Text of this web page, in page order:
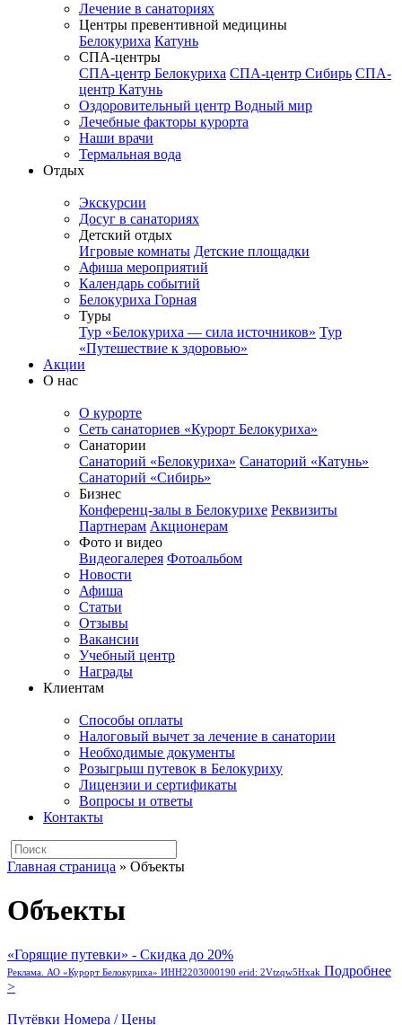
Лечение в санаториях
Центры превентивной медицины
Белокуриха Катунь
СПА-центры
СПА-центр Белокуриха СПА-центр Сибирь СПА-
центр Катунь
Оздоровительный центр Водный мир
Лечебные факторы курорта
Наши врачи
Термальная вода
Отдых
Экскурсии
Досуг в санаториях
Детский отдых
Игровые комнаты Детские площадки
Афиша мероприятий
Календарь событий
Белокуриха Горная
Туры
Тур «Белокуриха — сила источников» Тур
«Путешествие к здоровью»
Акции
О нас
О курорте
Сеть санаториев «Курорт Белокуриха»
Санатории
Санаторий «Белокуриха» Санаторий «Катунь»
Санаторий «Сибирь»
Бизнес
Конференц-залы в Белокурихе Реквизиты
Партнерам Акционерам
Фото и видео
Видеогалерея Фотоальбом
Новости
Афиша
Статьи
Отзывы
Вакансии
Учебный центр
Награды
Клиентам
Способы оплаты
Налоговый вычет за лечение в санатории
Необходимые документы
Розыгрыш путевок в Белокуриху
Лицензии и сертификаты
Вопросы и ответы
Контакты
Главная страница » Объекты
Объекты
«Горящие путевки» - Скидка до 20%
Реклама. АО «Курорт Белокуриха» ИНН2203000190 erid: 2Vtzqw5Hxak Подробнее
>
Путёвки Номера / Цены